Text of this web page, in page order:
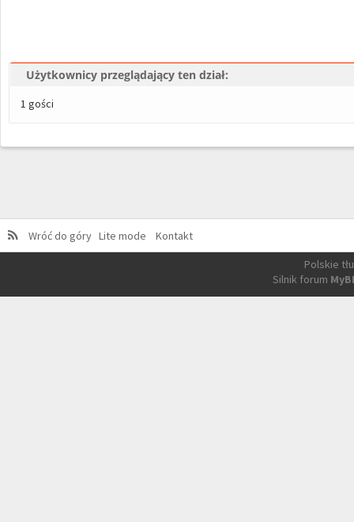
Użytkownicy przeglądający ten dział:
1 gości
Wróć do góry Lite mode
Kontakt
Polskie
Silnik forum